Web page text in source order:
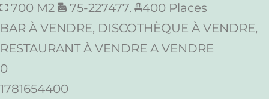
700 M2
75-227477.
400 Places
BAR À VENDRE, DISCOTHÈQUE À VENDRE,
RESTAURANT À VENDRE A VENDRE
0
1781654400